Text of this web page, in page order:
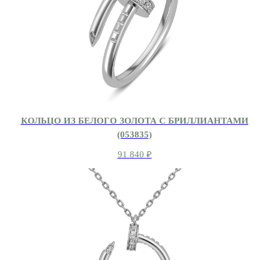
КОЛЬЦО ИЗ БЕЛОГО ЗОЛОТА С БРИЛЛИАНТАМИ
(053835)
91 840 ₽